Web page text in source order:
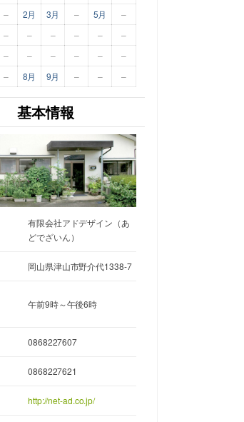
– 2月 3月 – 5月
–
–
– – – – –
– – – – –
–
–
8月 9月 – – –
基本情報
有限会社アドデザイン（あ
どでざいん）
岡山県津山市野介代1338-7
午前9時～午後6時
0868227607
0868227621
http://net-ad.co.jp/